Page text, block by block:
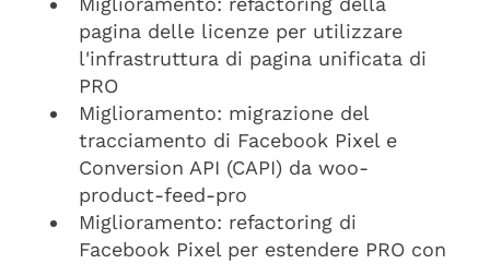
pagina delle licenze per utilizzare
l'infrastruttura di pagina unificata di
PRO
Miglioramento: migrazione del
tracciamento di Facebook Pixel e
Conversion API (CAPI) da woo-
product-feed-pro
Miglioramento: refactoring di
Facebook Pixel per estendere PRO con